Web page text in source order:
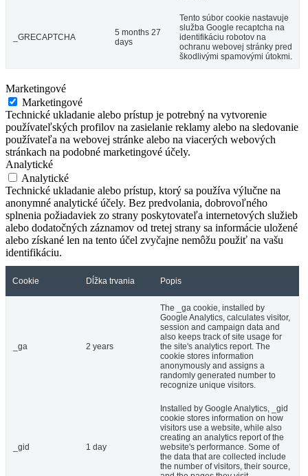
_GRECAPTCHA
5 months 27
days
Tento súbor cookie nastavuje
služba Google recaptcha na
identifikáciu robotov na
ochranu webovej stránky pred
škodlivými spamovými útokmi.
Marketingové
Marketingové
Technické ukladanie alebo prístup je potrebný na vytvorenie
používateľských profilov na zasielanie reklamy alebo na sledovanie
používateľa na webovej stránke alebo na viacerých webových
stránkach na podobné marketingové účely.
Analytické
Analytické
Technické ukladanie alebo prístup, ktorý sa používa výlučne na
anonymné analytické účely. Bez predvolania, dobrovoľného
splnenia požiadaviek zo strany poskytovateľa internetových služieb
alebo dodatočných záznamov od tretej strany sa informácie uložené
alebo získané len na tento účel zvyčajne nemôžu použiť na vašu
identifikáciu.
Cookie Dĺžka trvania Popis
_ga 2 years
The _ga cookie, installed by
Google Analytics, calculates visitor,
session and campaign data and
also keeps track of site usage for
the site's analytics report. The
cookie stores information
anonymously and assigns a
randomly generated number to
recognize unique visitors.
_gid 1 day
Installed by Google Analytics, _gid
cookie stores information on how
visitors use a website, while also
creating an analytics report of the
website's performance. Some of
the data that are collected include
the number of visitors, their source,